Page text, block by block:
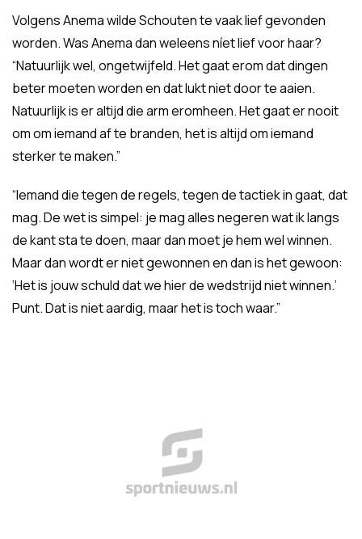
Volgens Anema wilde Schouten te vaak lief gevonden
worden. Was Anema dan weleens níet lief voor haar?
“Natuurlijk wel, ongetwijfeld. Het gaat erom dat dingen
beter moeten worden en dat lukt niet door te aaien.
Natuurlijk is er altijd die arm eromheen. Het gaat er nooit
om om iemand af te branden, het is altijd om iemand
sterker te maken.”
“Iemand die tegen de regels, tegen de tactiek in gaat, dat
mag. De wet is simpel: je mag alles negeren wat ik langs
de kant sta te doen, maar dan moet je hem wel winnen.
Maar dan wordt er niet gewonnen en dan is het gewoon:
‘Het is jouw schuld dat we hier de wedstrijd niet winnen.’
Punt. Dat is niet aardig, maar het is toch waar.”